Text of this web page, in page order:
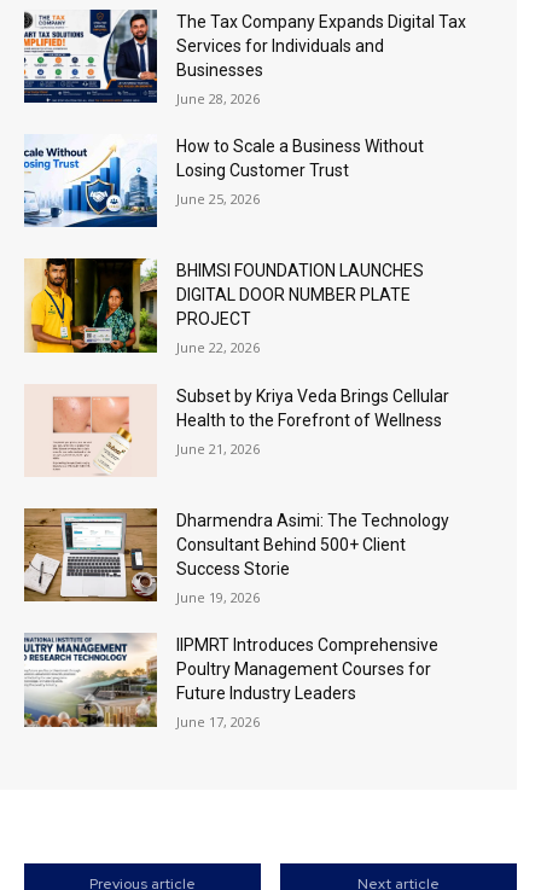
The Tax Company Expands Digital Tax
Services for Individuals and
Businesses
June 28, 2026
How to Scale a Business Without
Losing Customer Trust
June 25, 2026
BHIMSI FOUNDATION LAUNCHES
DIGITAL DOOR NUMBER PLATE
PROJECT
June 22, 2026
Subset by Kriya Veda Brings Cellular
Health to the Forefront of Wellness
June 21, 2026
Dharmendra Asimi: The Technology
Consultant Behind 500+ Client
Success Storie
June 19, 2026
IIPMRT Introduces Comprehensive
Poultry Management Courses for
Future Industry Leaders
June 17, 2026
Previous article Next article